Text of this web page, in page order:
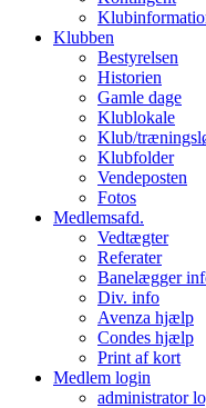
Klubben
Bestyrelsen
Historien
Gamle dage
Klublokale
Klub/
Klubfolder
Vendeposten
Fotos
Medlemsafd.
Vedtægter
Referater
Banelægger
Div. info
Avenza hjælp
Condes hjælp
Print af kort
Medlem login
administrator